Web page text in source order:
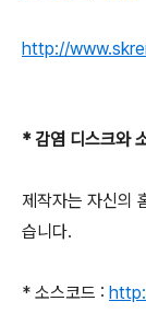
http://
* 감염 디스크와
제작자는 자신의
습니다.
* 소스코드 :